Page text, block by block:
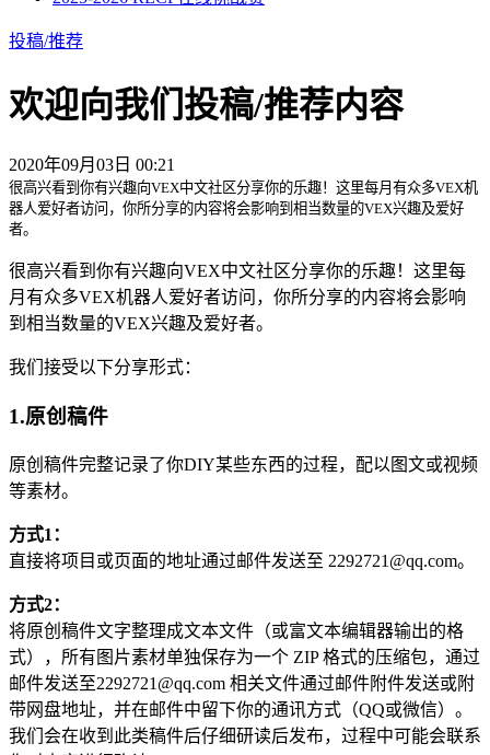
投稿/推荐
欢迎向我们投稿/推荐内容
2020年09月03日 00:21
很高兴看到你有兴趣向VEX中文社区分享你的乐趣！这里每月有众多VEX机
器人爱好者访问，你所分享的内容将会影响到相当数量的VEX兴趣及爱好
者。
很高兴看到你有兴趣向VEX中文社区分享你的乐趣！这里每
月有众多VEX机器人爱好者访问，你所分享的内容将会影响
到相当数量的VEX兴趣及爱好者。
我们接受以下分享形式：
1.原创稿件
原创稿件完整记录了你DIY某些东西的过程，配以图文或视频
等素材。
方式1：
直接将项目或页面的地址通过邮件发送至 2292721@qq.com。
方式2：
将原创稿件文字整理成文本文件（或富文本编辑器输出的格
式），所有图片素材单独保存为一个 ZIP 格式的压缩包，通过
邮件发送至2292721@qq.com 相关文件通过邮件附件发送或附
带网盘地址，并在邮件中留下你的通讯方式（QQ或微信）。
我们会在收到此类稿件后仔细研读后发布，过程中可能会联系